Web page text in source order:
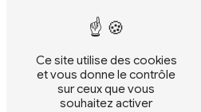
Des techniques et des
Pour garantir un
minutieux, H.P.I. Services
et des équipements
Ce site utilise des cookies
et vous donne le contrôle
sur ceux que vous
souhaitez activer